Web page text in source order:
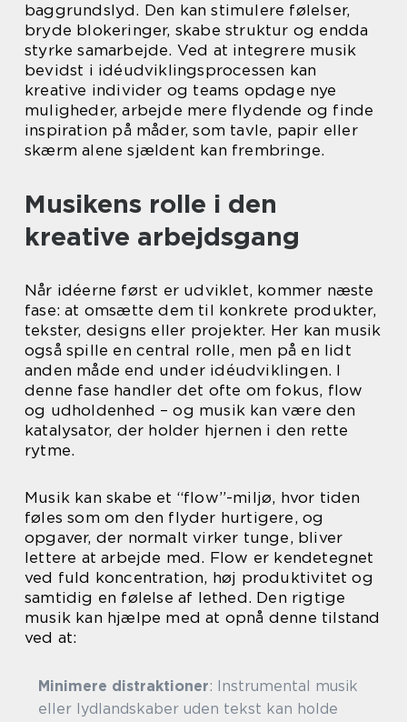
baggrundslyd. Den kan stimulere følelser,
bryde blokeringer, skabe struktur og endda
styrke samarbejde. Ved at integrere musik
bevidst i idéudviklingsprocessen kan
kreative individer og teams opdage nye
muligheder, arbejde mere flydende og finde
inspiration på måder, som tavle, papir eller
skærm alene sjældent kan frembringe.
Musikens rolle i den
kreative arbejdsgang
Når idéerne først er udviklet, kommer næste
fase: at omsætte dem til konkrete produkter,
tekster, designs eller projekter. Her kan musik
også spille en central rolle, men på en lidt
anden måde end under idéudviklingen. I
denne fase handler det ofte om fokus, flow
og udholdenhed – og musik kan være den
katalysator, der holder hjernen i den rette
rytme.
Musik kan skabe et “flow”-miljø, hvor tiden
føles som om den flyder hurtigere, og
opgaver, der normalt virker tunge, bliver
lettere at arbejde med. Flow er kendetegnet
ved fuld koncentration, høj produktivitet og
samtidig en følelse af lethed. Den rigtige
musik kan hjælpe med at opnå denne tilstand
ved at:
Minimere distraktioner: Instrumental musik
eller lydlandskaber uden tekst kan holde